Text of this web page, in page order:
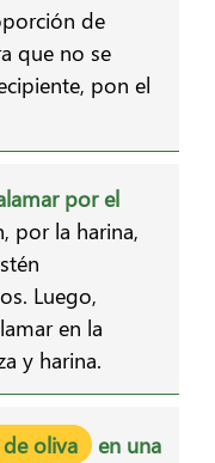
de
que no se
pon el
por el
por la harina,
Luego,
en la
y harina.
oliva
en una